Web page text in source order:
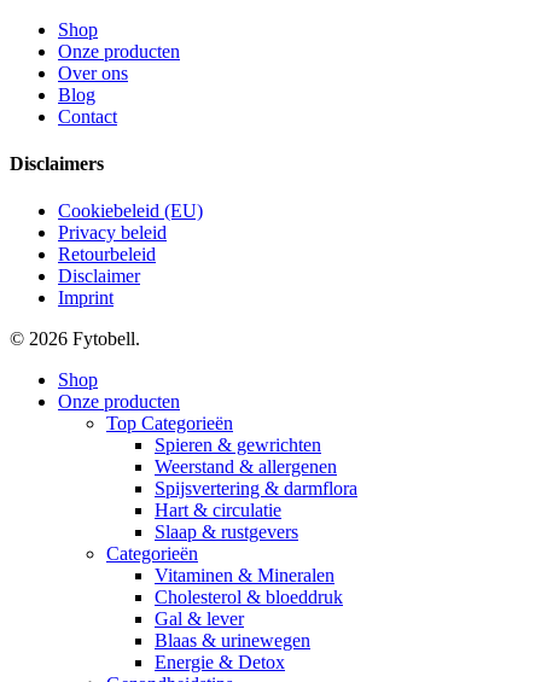
Shop
Onze producten
Over ons
Blog
Contact
Disclaimers
Cookiebeleid (EU)
Privacy beleid
Retourbeleid
Disclaimer
Imprint
© 2026 Fytobell.
Close
Menu
Shop
Onze producten
Top Categorieën
Spieren & gewrichten
Weerstand & allergenen
Spijsvertering & darmflora
Hart & circulatie
Slaap & rustgevers
Categorieën
Vitaminen & Mineralen
Cholesterol & bloeddruk
Gal & lever
Blaas & urinewegen
Energie & Detox